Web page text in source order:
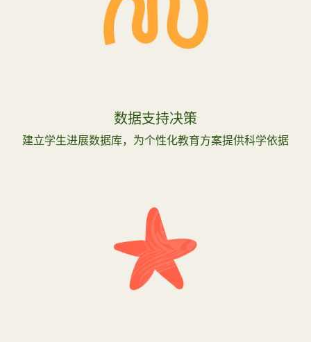
数据支持决策
建立学生进展数据库，为个性化教育方案提供科学依据